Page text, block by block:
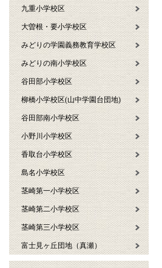
九重小学校区
大曽根・要小学校区
みどりの学園義務教育学校区
みどりの南小学校区
谷田部小学校区
柳橋小学校区(山中学園台団地)
谷田部南小学校区
小野川小学校区
香取台小学校区
島名小学校区
茎崎第一小学校区
茎崎第二小学校区
茎崎第三小学校区
富士見ヶ丘団地（真瀬）